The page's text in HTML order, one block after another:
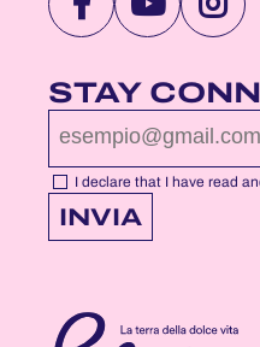
VISIT
FACEBOOK
PROFILE
PAGE
VISIT
PAGE
STAY
I declare that I have read
INVIA